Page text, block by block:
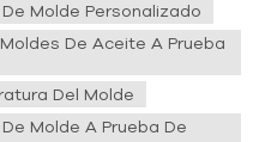
Molde Personalizado
De Aceite A Prueba
Del Molde
Molde A Prueba De